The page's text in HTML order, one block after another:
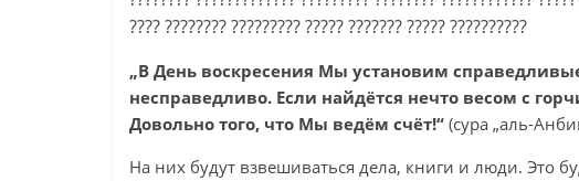
???? ???????? ????????? ????? ??????? ????? ??????????
„В День воскресения Мы установим
несправедливо. Если найдётся нечто весом с
Довольно того, что Мы ведём счёт!“ (сура „аль-
На них будут взвешиваться дела, книги и люди. Это